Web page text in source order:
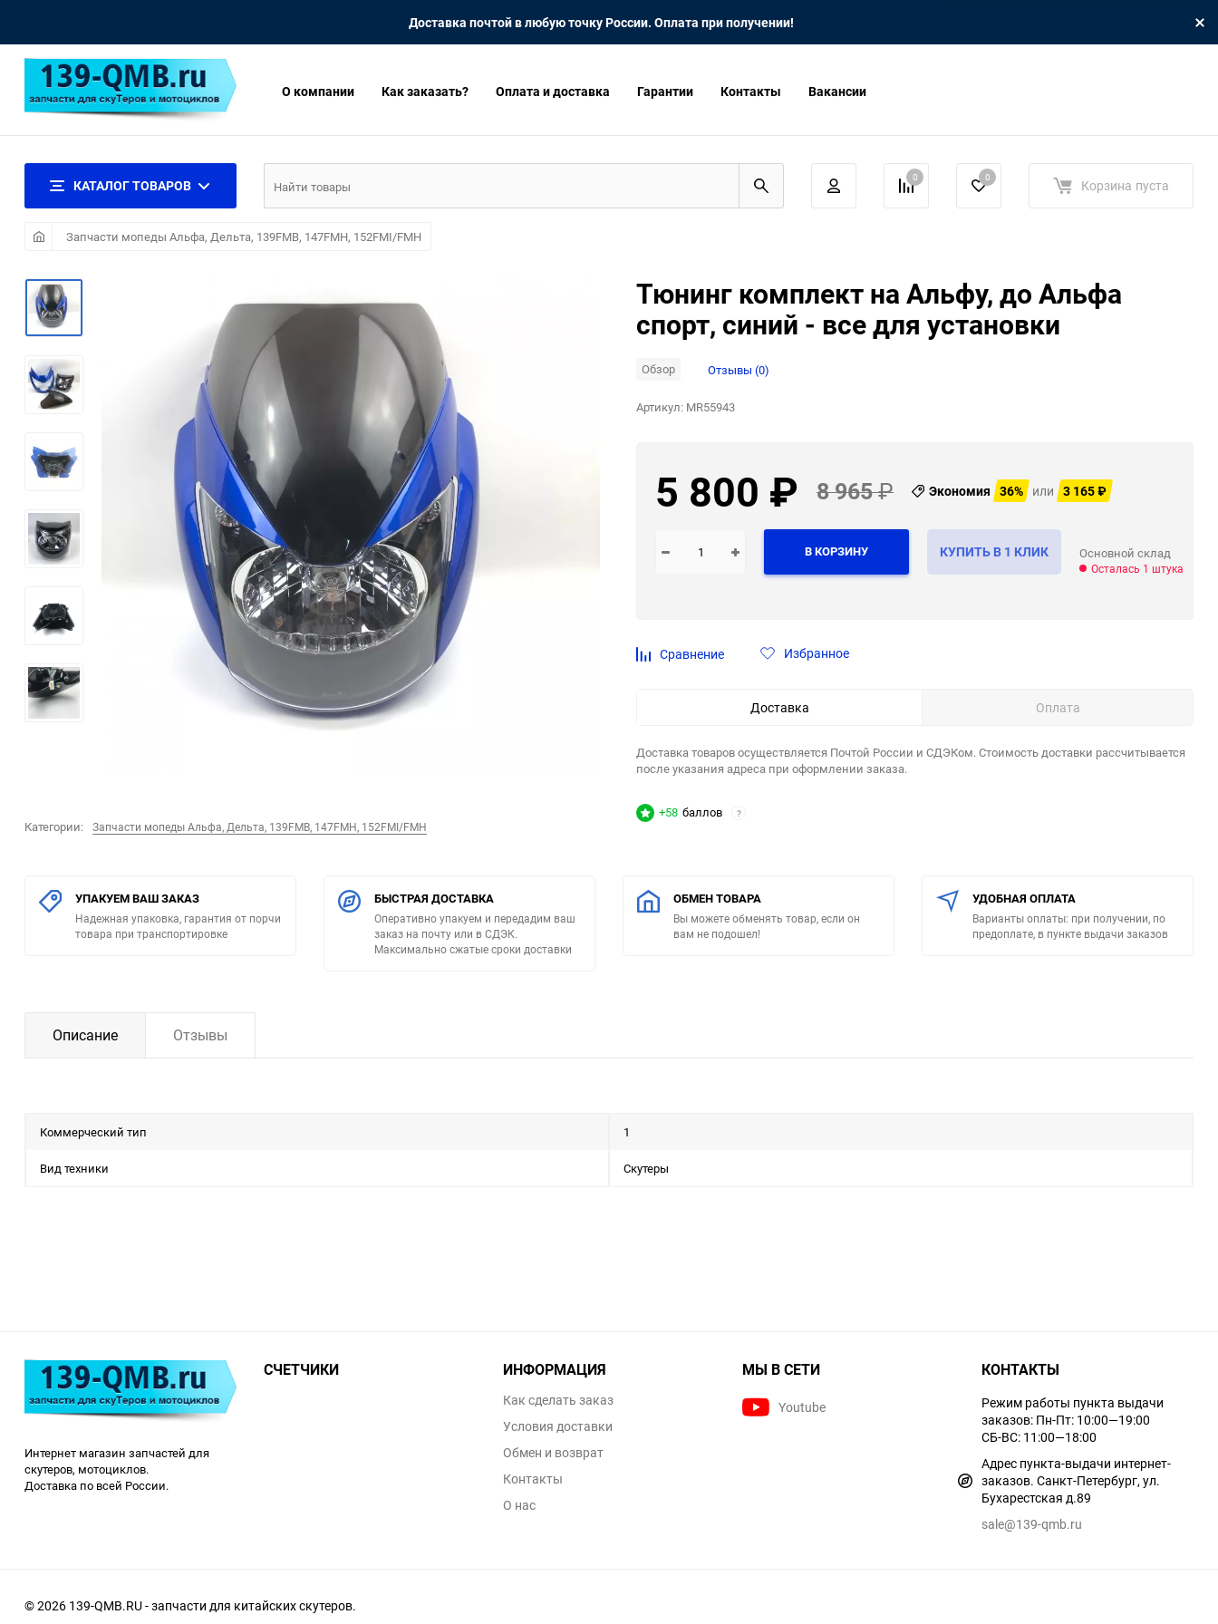
Доставка почтой в любую точку России. Оплата при получении!
О компании Как заказать? Оплата и доставка Гарантии Контакты Вакансии
КАТАЛОГ ТОВАРОВ 0 0 Корзина пуста
Запчасти мопеды Альфа, Дельта, 139FMB, 147FMH, 152FMI/FMH
Категории: Запчасти мопеды Альфа, Дельта, 139FMB, 147FMH, 152FMI/FMH
Тюнинг комплект на Альфу, до Альфа
спорт, синий - все для установки
Обзор Отзывы (0)
Артикул: MR55943
5 800 ₽ 8 965₽ Экономия 36% или 3 165₽
В КОРЗИНУ КУПИТЬ В 1 КЛИК Основной склад
Осталась 1 штука
Сравнение Избранное
Доставка Оплата
Доставка товаров осуществляется Почтой России и СДЭКом. Стоимость доставки рассчитывается
после указания адреса при оформлении заказа.
+58 баллов ?
УПАКУЕМ ВАШ ЗАКАЗ
Надежная упаковка, гарантия от порчи
товара при транспортировке
БЫСТРАЯ ДОСТАВКА
Оперативно упакуем и передадим ваш
заказ на почту или в СДЭК.
Максимально сжатые сроки доставки
ОБМЕН ТОВАРА
Вы можете обменять товар, если он
вам не подошел!
УДОБНАЯ ОПЛАТА
Варианты оплаты: при получении, по
предоплате, в пункте выдачи заказов
Описание Отзывы
Коммерческий тип 1
Вид техники Скутеры
Интернет магазин запчастей для
скутеров, мотоциклов.
Доставка по всей России.
СЧЕТЧИКИ ИНФОРМАЦИЯ
Как сделать заказ
Условия доставки
Обмен и возврат
Контакты
О нас
МЫ В СЕТИ
Youtube
КОНТАКТЫ
Режим работы пункта выдачи
заказов: Пн-Пт: 10:00—19:00
СБ-ВС: 11:00—18:00
Адрес пункта-выдачи интернет-
заказов. Санкт-Петербург, ул.
Бухарестская д.89
sale@139-qmb.ru
© 2026 139-QMB.RU - запчасти для китайских скутеров.